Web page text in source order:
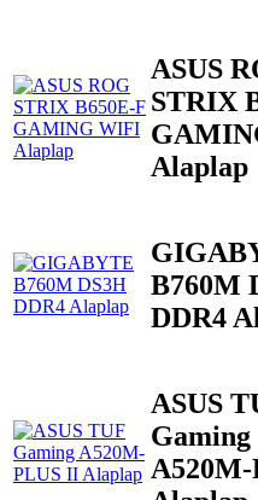
ASUS
STRIX
Alaplap
B760M
DDR4
ASUS
Gaming